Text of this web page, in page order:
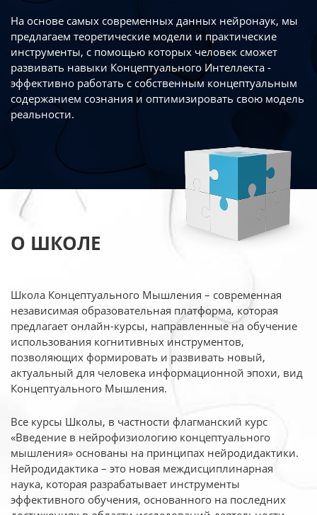
На основе самых современных данных нейронаук, мы
предлагаем теоретические модели и практические
инструменты, с помощью которых человек сможет
развивать навыки Концептуального Интеллекта -
эффективно работать с собственным концептуальным
содержанием сознания и оптимизировать свою модель
реальности.
О ШКОЛЕ
Школа Концептуального Мышления – современная
независимая образовательная платформа, которая
предлагает онлайн-курсы, направленные на обучение
использования когнитивных инструментов,
позволяющих формировать и развивать новый,
актуальный для человека информационной эпохи, вид
Концептуального Мышления.
Все курсы Школы, в частности флагманский курс
«Введение в нейрофизиологию концептуального
мышления» основаны на принципах нейродидактики.
Нейродидактика – это новая междисциплинарная
наука, которая разрабатывает инструменты
эффективного обучения, основанного на последних